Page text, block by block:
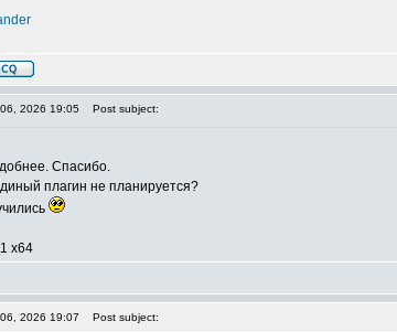
2026 19:05 Post subject:
Спасибо.
плагин не планируется?
x64
2026 19:07 Post subject: